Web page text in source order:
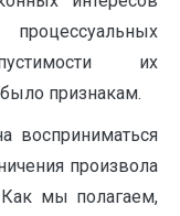
их
признакам.
восприниматься
произвола
Как мы полагаем,